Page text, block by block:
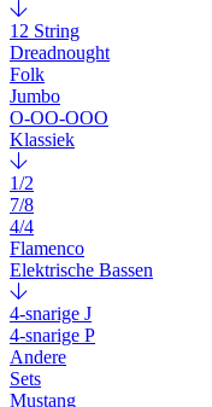
12 String
Dreadnought
Folk
Jumbo
O-OO-OOO
Klassiek
1/2
7/8
4/4
Flamenco
Elektrische Bassen
4-snarige J
4-snarige P
Andere
Sets
Mustang